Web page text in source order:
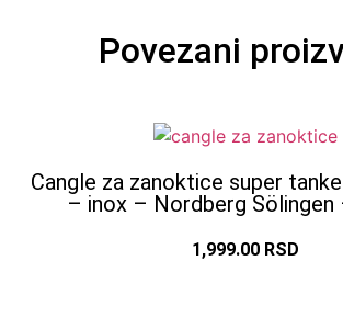
Povezani
Cangle za zanoktice super
– inox – Nordberg Sölingen
1,999.00 RSD